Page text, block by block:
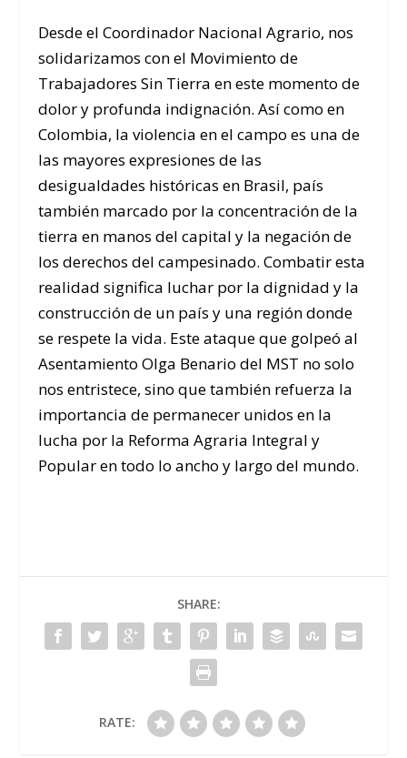
Desde el Coordinador Nacional Agrario, nos
solidarizamos con el Movimiento de
Trabajadores Sin Tierra en este momento de
dolor y profunda indignación. Así como en
Colombia, la violencia en el campo es una de
las mayores expresiones de las
desigualdades históricas en Brasil, país
también marcado por la concentración de la
tierra en manos del capital y la negación de
los derechos del campesinado. Combatir esta
realidad significa luchar por la dignidad y la
construcción de un país y una región donde
se respete la vida. Este ataque que golpeó al
Asentamiento Olga Benario del MST no solo
nos entristece, sino que también refuerza la
importancia de permanecer unidos en la
lucha por la Reforma Agraria Integral y
Popular en todo lo ancho y largo del mundo.
SHARE:
RATE: